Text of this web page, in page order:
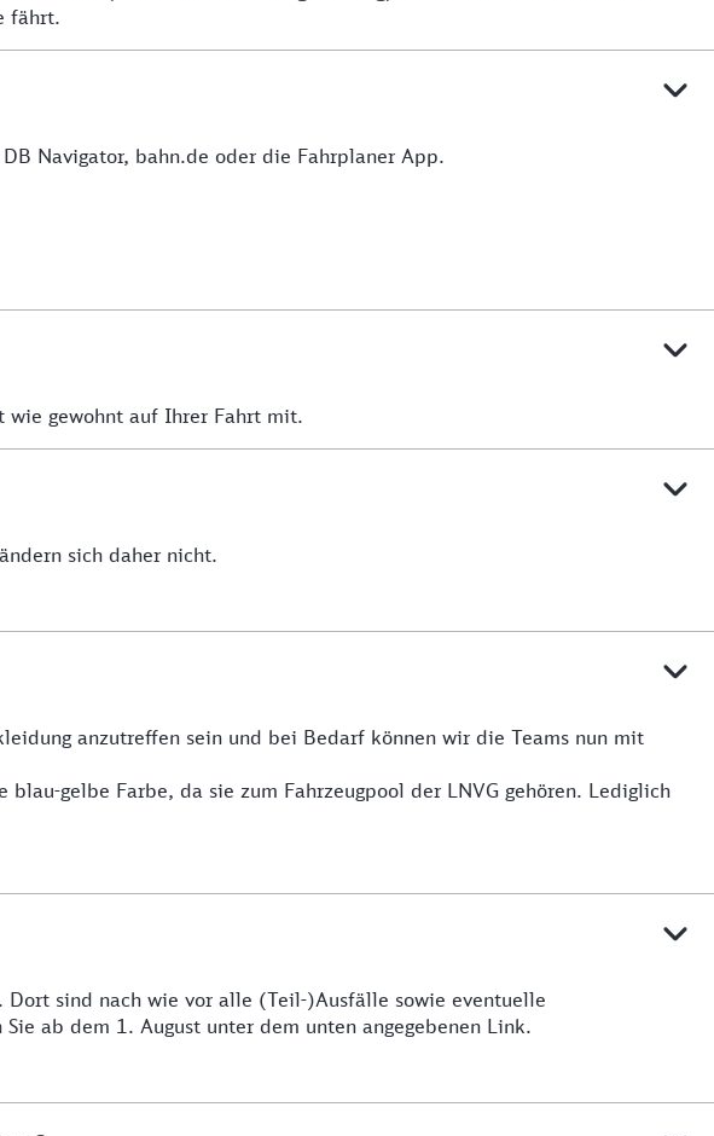
fährt.
Navigator, bahn.de oder die Fahrplaner App.
gewohnt auf Ihrer Fahrt mit.
sich daher nicht.
anzutreffen sein und bei Bedarf können wir die Teams nun mit
gelbe Farbe, da sie zum Fahrzeugpool der LNVG gehören. Lediglich
sind nach wie vor alle (Teil-)Ausfälle sowie eventuelle
ab dem 1. August unter dem unten angegebenen Link.